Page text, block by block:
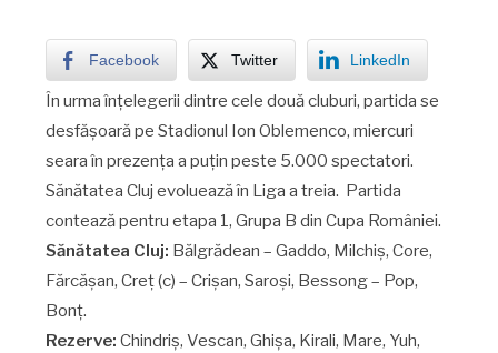
COMMENTS
Facebook Twitter LinkedIn
În urma înțelegerii dintre cele două cluburi, partida se
desfășoară pe Stadionul Ion Oblemenco, miercuri
seara în prezența a puțin peste 5.000 spectatori.
Sănătatea Cluj evoluează în Liga a treia. Partida
contează pentru etapa 1, Grupa B din Cupa României.
Sănătatea Cluj: Bălgrădean – Gaddo, Milchiș, Core,
Fărcășan, Creț (c) – Crișan, Saroși, Bessong – Pop,
Bonț.
Rezerve: Chindriș, Vescan, Ghișa, Kirali, Mare, Yuh,